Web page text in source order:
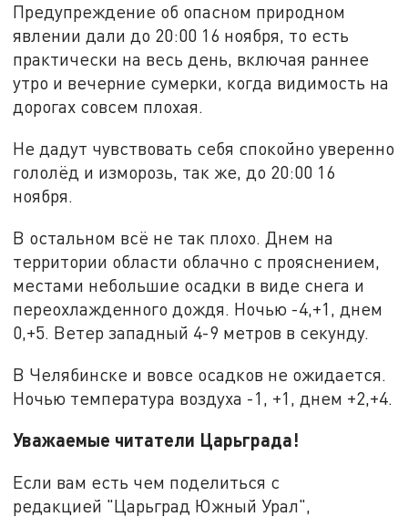
Предупреждение об опасном природном
явлении дали до 20:00 16 ноября, то есть
практически на весь день, включая раннее
утро и вечерние сумерки, когда видимость на
дорогах совсем плохая.
Не дадут чувствовать себя спокойно уверенно
гололёд и изморозь, так же, до 20:00 16
ноября.
В остальном всё не так плохо. Днем на
территории области облачно с прояснением,
местами небольшие осадки в виде снега и
переохлажденного дождя. Ночью -4,+1, днем
0,+5. Ветер западный 4-9 метров в секунду.
В Челябинске и вовсе осадков не ожидается.
Ночью температура воздуха -1, +1, днем +2,+4.
Уважаемые читатели Царьграда!
Если вам есть чем поделиться с
редакцией "Царьград Южный Урал",